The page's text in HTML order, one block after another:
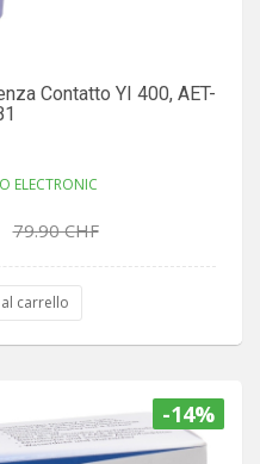
Contatto YI 400, AET-
ELECTRONIC
79.90 CHF
carrello
-14%